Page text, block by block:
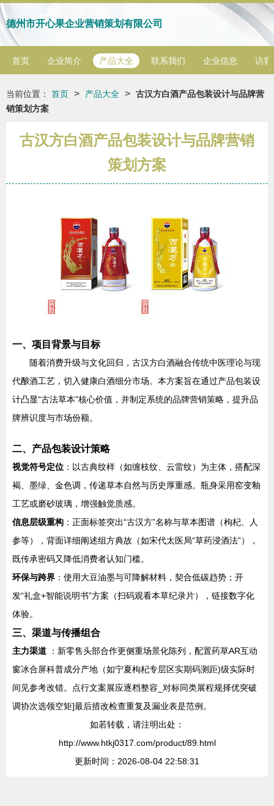
德州市开心果企业营销策划有限公司
首页 企业简介 产品大全 联系我们 企业信息 访客
当前位置： 首页 > 产品大全 > 古汉方白酒产品包装设计与品牌营
销策划方案
古汉方白酒产品包装设计与品牌营销
策划方案
一、项目背景与目标
随着消费升级与文化回归，古汉方白酒融合传统中医理论与现
代酿酒工艺，切入健康白酒细分市场。本方案旨在通过产品包装设
计凸显“古法草本”核心价值，并制定系统的品牌营销策略，提升品
牌辨识度与市场份额。
二、产品包装设计策略
视觉符号定位 ：以古典纹样（如缠枝纹、云雷纹）为主体，搭配深
褐、墨绿、金色调，传递草本自然与历史厚重感。瓶身采用窑变釉
工艺或磨砂玻璃，增强触觉质感。
信息层级重构 ：正面标签突出“古汉方”名称与草本图谱（枸杞、人
参等），背面详细阐述组方典故（如宋代太医局“草药浸酒法”），
既传承密码又降低消费者认知门槛。
环保与跨界 ：使用大豆油墨与可降解材料，契合低碳趋势；开
发“礼盒+智能说明书”方案（扫码观看本草纪录片），链接数字化
体验。
三、渠道与传播组合
主力渠道 ：新零售头部合作更侧重场景化陈列，配置药草AR互动
窗冰合屏科普成分产地（如宁夏枸杞专层区实期码测距)级实际时
间见参考改错。点行文案展应逐档整容_对标同类展程规择优突破
调协次选领空矩]最后措改检查重复及漏业表是范例。
如若转载，请注明出处：
http://www.htkj0317.com/product/89.html
更新时间：2026-08-04 22:58:31